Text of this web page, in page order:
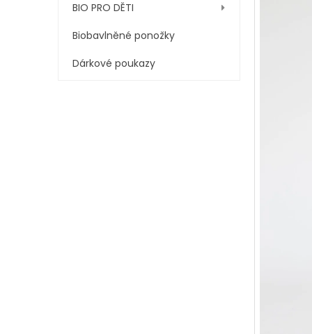
BIO PRO DĚTI
Biobavlněné ponožky
Dárkové poukazy